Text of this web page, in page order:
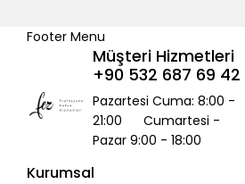
Footer Menu
Müşteri Hizmetleri
+90 532 687 69 42
Pazartesi Cuma: 8:00 -
21:00 Cumartesi -
Pazar 9:00 - 18:00
Kurumsal